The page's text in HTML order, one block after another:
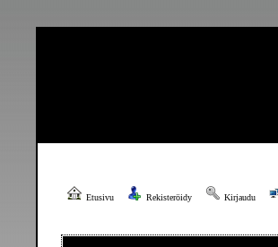
Etusivu Rekisteröidy Kirjaudu